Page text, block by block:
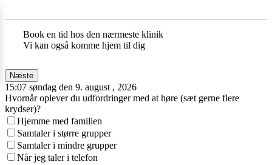
Book en tid hos den nærmeste klinik
Vi kan også komme hjem til dig
Næste
15:07 søndag den 9. august , 2026
Hvornår oplever du udfordringer med at høre (sæt gerne flere
krydser)?
Hjemme med familien
Samtaler i større grupper
Samtaler i mindre grupper
Når jeg taler i telefon